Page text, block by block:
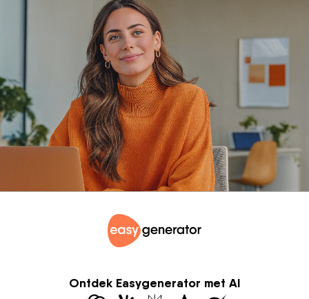
Ontdek Easygenerator met AI